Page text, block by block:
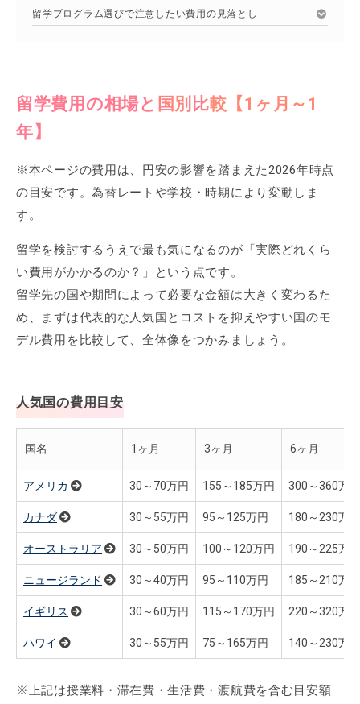
留学プログラム選びで注意したい費用の見落とし
留学費用の相場と国別比較【1ヶ月～1
年】
※本ページの費用は、円安の影響を踏まえた2026年時点
の目安です。為替レートや学校・時期により変動しま
す。
留学を検討するうえで最も気になるのが「実際どれくら
い費用がかかるのか？」という点です。
留学先の国や期間によって必要な金額は大きく変わるた
め、まずは代表的な人気国とコストを抑えやすい国のモ
デル費用を比較して、全体像をつかみましょう。
人気国の費用目安
国名 1ヶ月 3ヶ月 6ヶ月
アメリカ 30～70万円 155～185万円 300～360万円
カナダ 30～55万円 95～125万円 180～230万円
オーストラリア 30～50万円 100～120万円 190～225万円
ニュージランド 30～40万円 95～110万円 185～210万円
イギリス 30～60万円 115～170万円 220～320万円
ハワイ 30～55万円 75～165万円 140～230万円
※上記は授業料・滞在費・生活費・渡航費を含む目安額